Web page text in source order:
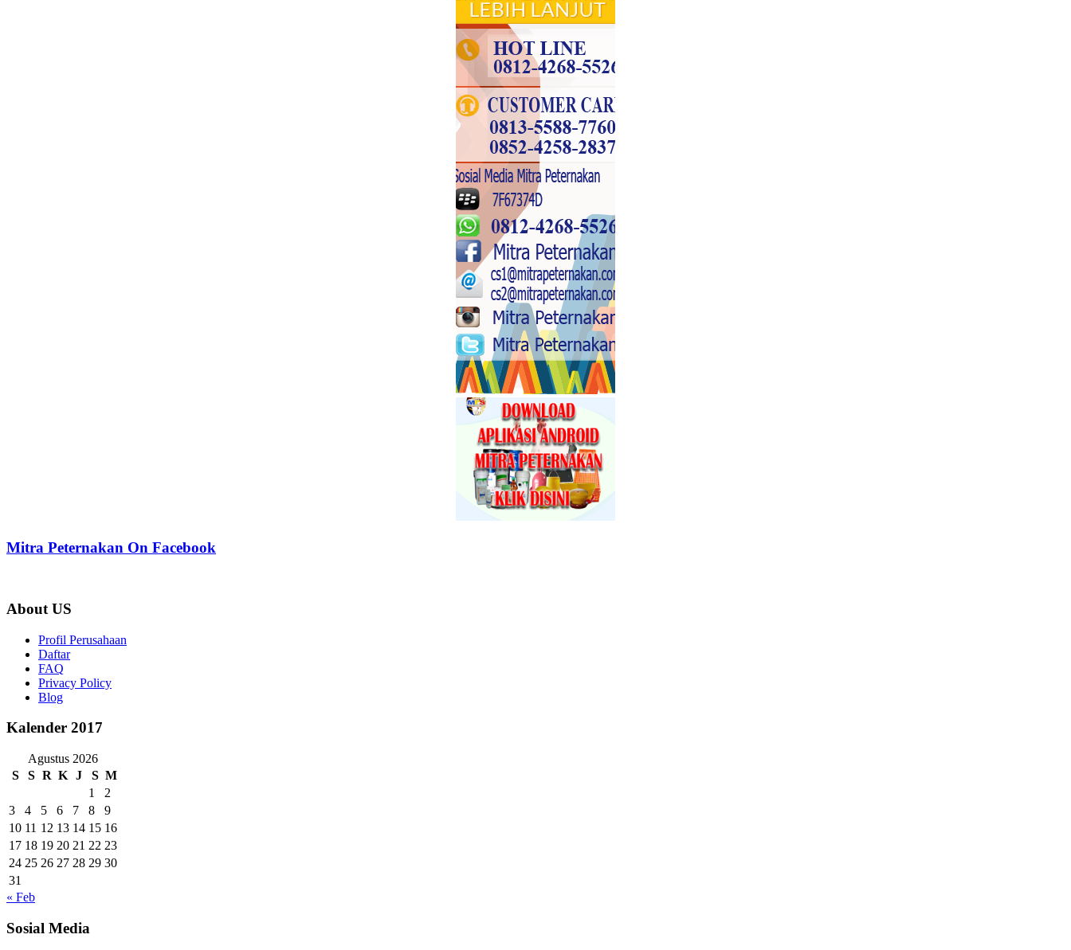
Mitra Peternakan On Facebook
About US
Profil Perusahaan
Daftar
FAQ
Privacy Policy
Blog
Kalender 2017
Agustus 2026
S
S R K J S M
1
2
3
4 5 6 7 8
9
10 11 12 13 14 15 16
17 18 19 20 21 22 23
24 25 26 27 28 29 30
31
« Feb
Sosial Media